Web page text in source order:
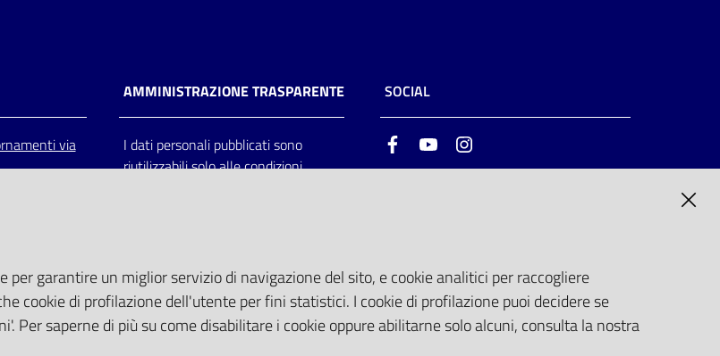
via
AMMINISTRAZIONE TRASPARENTE
I dati personali pubblicati sono
riutilizzabili solo alle condizioni
SOCIAL
FacebookYoutube
garantire un miglior servizio di navigazione del sito, e cookie analitici per raccogliere
cookie di profilazione dell'utente per fini statistici. I cookie di profilazione puoi decidere se
Per saperne di più su come disabilitare i cookie oppure abilitarne solo alcuni, consulta la nostra